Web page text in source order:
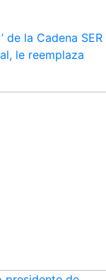
de la Cadena SER
le reemplaza